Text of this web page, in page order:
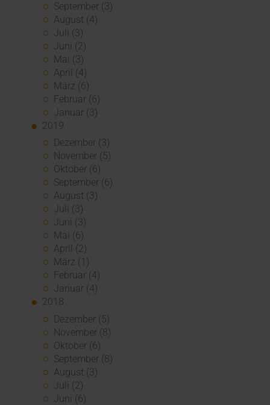
September (3)
August (4)
Juli (3)
Juni (2)
Mai (3)
April (4)
März (6)
Februar (6)
Januar (3)
2019
Dezember (3)
November (5)
Oktober (6)
September (6)
August (3)
Juli (3)
Juni (3)
Mai (6)
April (2)
März (1)
Februar (4)
Januar (4)
2018
Dezember (5)
November (8)
Oktober (6)
September (8)
August (3)
Juli (2)
Juni (6)